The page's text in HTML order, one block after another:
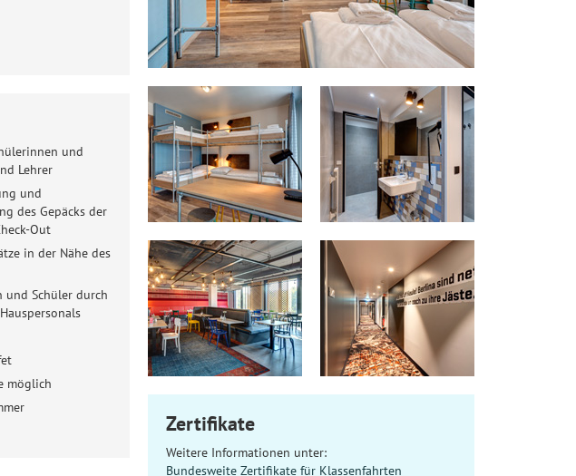
und
Lehrer
und
des Gepäcks der
Out
in der Nähe des
und Schüler durch
möglich
Zertifikate
Weitere Informationen unter:
Bundesweite Zertifikate für Klassenfahrten